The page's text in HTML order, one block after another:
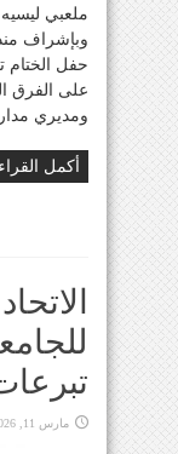
ملعبي ليسيه
وبإشراف
حفل الختام
على الفرق
ومديري
أكمل
مارس 11, 2026